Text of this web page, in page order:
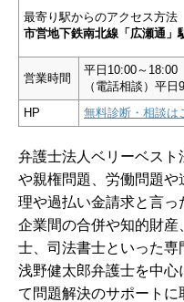
最寄り駅からのアクセス方法
市営地下鉄南北線「広瀬通」
営業時間
平日10:00～18:00
（電話相談）平
HP
無料診断・相談は
弁護士法人ベリーベス
や親権問題、労働問題
理や過払い金請求と言っ
企業間の合併や知的財
士、司法書士といった専
浅野健太郎弁護士を中心
て問題解決のサポートに